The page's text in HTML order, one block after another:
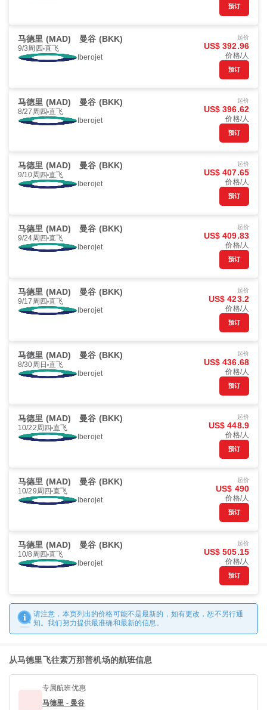
预订
马德里 (MAD) 曼谷 (BKK)
9/3周四 直飞
Iberojet
起价
US$ 392.96
价格/人
预订
马德里 (MAD) 曼谷 (BKK)
8/27周四 直飞
Iberojet
起价
US$ 396.62
价格/人
预订
马德里 (MAD) 曼谷 (BKK)
9/10周四 直飞
Iberojet
起价
US$ 407.65
价格/人
预订
马德里 (MAD) 曼谷 (BKK)
9/24周四 直飞
Iberojet
起价
US$ 409.83
价格/人
预订
马德里 (MAD) 曼谷 (BKK)
9/17周四 直飞
Iberojet
起价
US$ 423.2
价格/人
预订
马德里 (MAD) 曼谷 (BKK)
8/30周日 直飞
Iberojet
起价
US$ 436.68
价格/人
预订
马德里 (MAD) 曼谷 (BKK)
10/22周四 直飞
Iberojet
起价
US$ 448.9
价格/人
预订
马德里 (MAD) 曼谷 (BKK)
10/29周四 直飞
Iberojet
起价
US$ 490
价格/人
预订
马德里 (MAD) 曼谷 (BKK)
10/8周四 直飞
Iberojet
起价
US$ 505.15
价格/人
预订
请注意，本页列出的价格可能不是最新的，如有更改，恕不另行通
知。我们努力提供最准确和最新的信息。
从马德里飞往素万那普机场的航班信息
专属航班优惠
马德里 - 曼谷